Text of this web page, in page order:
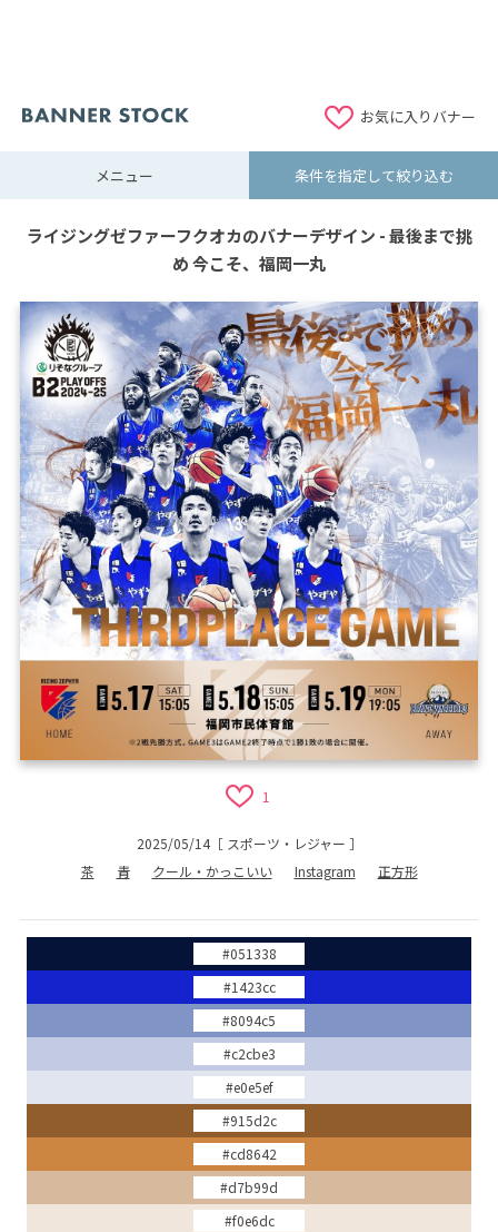
お気に入りバナー
メニュー 条件を指定して絞り込む
ライジングゼファーフクオカのバナーデザイン - 最後まで挑
め 今こそ、福岡一丸
1
2025/05/14［ スポーツ・レジャー ］
茶
青 クール・かっこいい Instagram 正方形
#051338
#1423cc
#8094c5
#c2cbe3
#e0e5ef
#915d2c
#cd8642
#d7b99d
#f0e6dc